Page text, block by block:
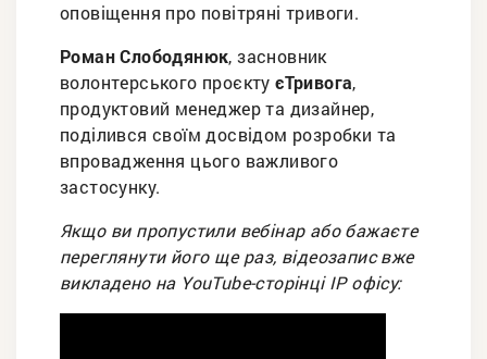
оповіщення про повітряні тривоги.
Роман Слободянюк, засновник
волонтерського проєктуєТривога,
продуктовий менеджер та дизайнер,
поділився своїм досвідом розробки та
впровадження цього важливого
застосунку.
Якщо ви пропустили вебінар або бажаєте
переглянути його ще раз, відеозапис вже
викладено на YouTube-сторінці ІР офісу: